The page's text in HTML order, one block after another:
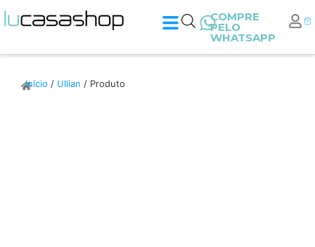
COMPRE
PELO
WHATSAPP
Início / Ullian / Produto